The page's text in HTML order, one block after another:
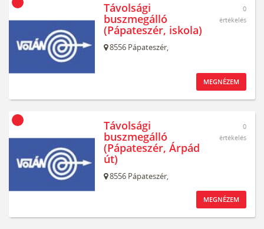
Távolsági
buszmegálló
(Pápateszér, iskola)
8556 Pápateszér,
0
értékelés
MEGNÉZEM
Távolsági
buszmegálló
(Pápateszér, Árpád
út)
8556 Pápateszér,
0
értékelés
MEGNÉZEM